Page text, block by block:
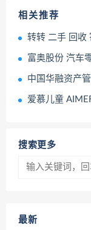
相关推荐
转转 二手 回收
富奥股份 汽车
中国华融资产
爱慕儿童
搜索更多
最新